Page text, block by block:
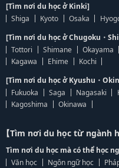
[Tìm nơi du học ở Kinki]
Shiga
Kyoto Osaka
[Tìm nơi du học ở Chugoku・
Tottori
Shimane Okayama
Kagawa
Ehime
Kochi
[Tìm nơi du học ở Kyushu・
Fukuoka
Saga Nagasaki
Kagoshima
Okinawa
【Tìm nơi du học từ ngành
Tìm nơi du học mà có thể học
Văn học
Ngôn ngữ học